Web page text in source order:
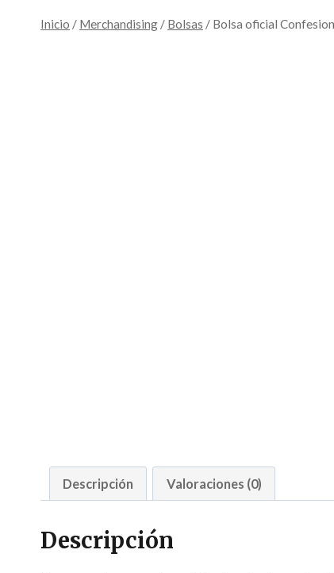
Inicio / Merchandising / Bolsas / Bolsa oficial
Descripción Valoraciones (0)
Descripción